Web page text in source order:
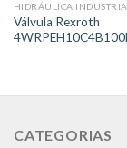
HIDRÁULICA
Válvula Rexroth
CATEGORIAS